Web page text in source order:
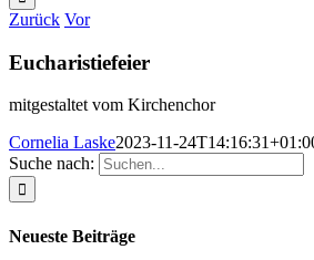
Zurück Vor
Eucharistiefeier
mitgestaltet vom Kirchenchor
Cornelia Laske2023-11-
Suche nach:
Neueste Beiträge